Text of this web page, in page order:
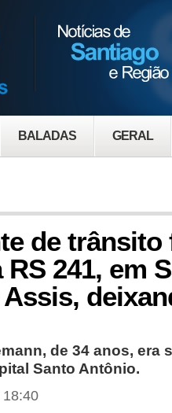
BALADAS GERAL
de trânsito
241, em
de 34 anos, era
Santo Antônio.
18:40